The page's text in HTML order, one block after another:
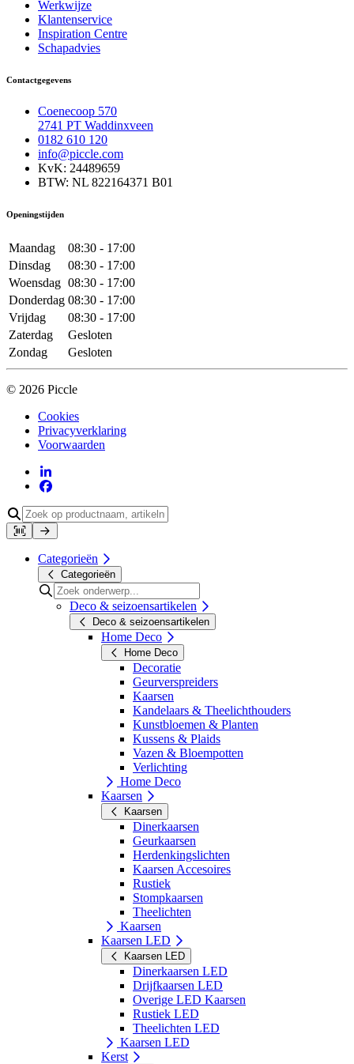
Werkwijze
Klantenservice
Inspiration Centre
Schapadvies
Contactgegevens
Coenecoop 570
2741 PT Waddinxveen
0182 610 120
info@piccle.com
KvK: 24489659
BTW: NL 822164371 B01
Openingstijden
Maandag
08:30 - 17:00
Dinsdag
08:30 - 17:00
Woensdag 08:30 - 17:00
Donderdag 08:30 - 17:00
Vrijdag
08:30 - 17:00
Zaterdag
Gesloten
Zondag
Gesloten
© 2026 Piccle
Cookies
Privacyverklaring
Voorwaarden
Categorieën
Categorieën
Deco & seizoensartikelen
Deco & seizoensartikelen
Home Deco
Home Deco
Decoratie
Geurverspreiders
Kaarsen
Kandelaars & Theelichthouders
Kunstbloemen & Planten
Kussens & Plaids
Vazen & Bloempotten
Verlichting
Home Deco
Kaarsen
Kaarsen
Dinerkaarsen
Geurkaarsen
Herdenkingslichten
Kaarsen Accesoires
Rustiek
Stompkaarsen
Theelichten
Kaarsen
Kaarsen LED
Kaarsen LED
Dinerkaarsen LED
Drijfkaarsen LED
Overige LED Kaarsen
Rustiek LED
Theelichten LED
Kaarsen LED
Kerst